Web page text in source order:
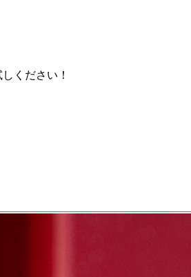
ください！